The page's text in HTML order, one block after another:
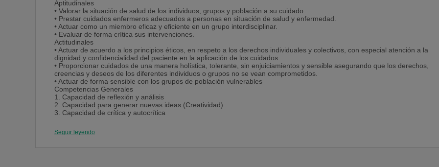
Aptitudinales
• Valorar la situación de salud de los individuos, grupos y población a su cuidado.
• Prestar cuidados enfermeros adecuados a personas en situación de salud y enfermedad.
• Actuar como un miembro eficaz y eficiente en un grupo interdisciplinar.
• Evaluar de forma crítica sus intervenciones.
Actitudinales
• Actuar de acuerdo a los principios éticos, en respeto a los derechos individuales y colectivos, con especial atención a la
dignidad y confidencialidad del paciente en la aplicación de los cuidados
• Proporcionar cuidados de una manera holística, tolerante, sin enjuiciamientos y sensible asegurando que los derechos,
creencias y deseos de los diferentes individuos o grupos no se vean comprometidos.
• Actuar de forma sensible con los grupos de población vulnerables
Competencias Generales
1. Capacidad de reflexión y análisis
2. Capacidad para generar nuevas ideas (Creatividad)
3. Capacidad de crítica y autocrítica
5. Capacidad para la gestión y el trabajo en equipo multidisciplinar
6. Habilidades interpersonales
Seguir leyendo